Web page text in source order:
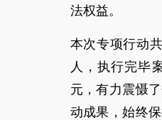
法权益。
本次专项行动
人，执行完毕
元，有力震慑
动成果，始终